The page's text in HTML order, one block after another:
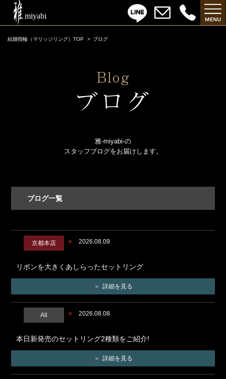
結婚指輪（マリッジリング）TOP ブログ
雅-miyabi-の
スタッフブログをお届けします。
ブログ一覧
2026.08.09
京都本店
リボンを大きくあしらったセットリング
詳細を見る
2026.08.08
All
本日新発売のセットリング2種類をご紹介!
詳細を見る